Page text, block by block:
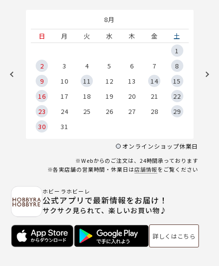
8月
日
月 火 水 木 金
土
1
2
3 4 5 6 7
8
9
10 11 12 13 14
15
16
17 18 19 20 21
22
23
24 25 26 27 28
29
30
31
オンラインショップ休業日
※Webからのご注文は、24時間承っております
※各実店舗の営業時間・休業日は店舗情報をご覧ください
ホビーラホビーレ
公式アプリで最新情報をお届け！
サクサク見られて、楽しいお買い物♪
詳しくはこちら